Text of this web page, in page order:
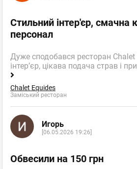
Стильний інтер'єр, смачна
персонал
Дуже сподобався ресторан Chalet
інтер’єр, цікава подача страв і
Chalet Equides
Заміський ресторан
Игорь
[06.05.2026 19:26]
Обвесили на 150 грн